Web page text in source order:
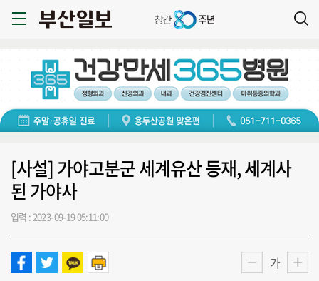
[사설] 가야고분군 세계유산 등재, 세계사
된 가야사
입력 : 2023-09-19 05:11:00
가